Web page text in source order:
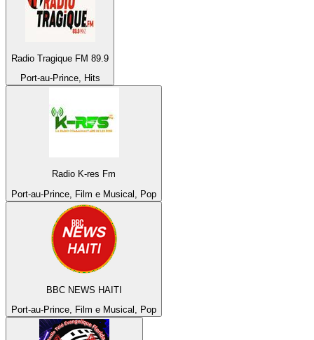
Radio Tragique FM 89.9
Port-au-Prince, Hits
Radio K-res Fm
Port-au-Prince, Film e Musical, Pop
BBC NEWS HAITI
Port-au-Prince, Film e Musical, Pop